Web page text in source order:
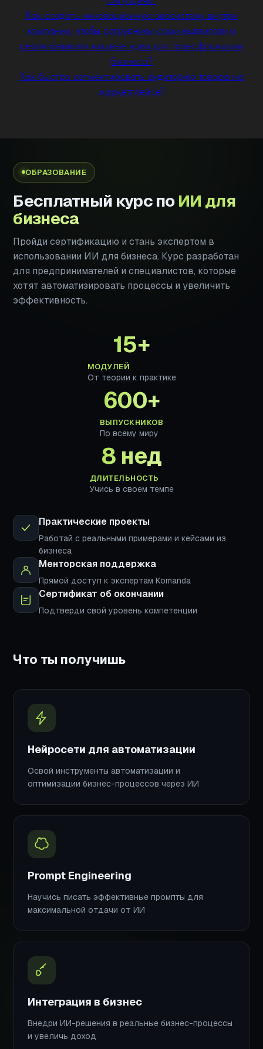
Как создать инновационную экосистему внутри
компании, чтобы сотрудники сами выдвигали и
реализовывали мощные идеи для трансформации
бизнеса?
Как быстро сегментировать аудиторию товара на
маркетплейсе?
ОБРАЗОВАНИЕ
Бесплатный курс поИИ для
бизнеса
Пройди сертификацию и стань экспертом в
использовании ИИ для бизнеса. Курс разработан
для предпринимателей и специалистов, которые
хотят автоматизировать процессы и увеличить
эффективность.
15+
МОДУЛЕЙ
От теории к практике
600+
ВЫПУСКНИКОВ
По всему миру
8 нед
ДЛИТЕЛЬНОСТЬ
Учись в своем темпе
Практические проекты
Работай с реальными примерами и кейсами из
бизнеса
Менторская поддержка
Прямой доступ к экспертам Komanda
Сертификат об окончании
Подтверди свой уровень компетенции
Что ты получишь
Нейросети для автоматизации
Освой инструменты автоматизации и
оптимизации бизнес-процессов через ИИ
Prompt Engineering
Научись писать эффективные промпты для
максимальной отдачи от ИИ
Интеграция в бизнес
Внедри ИИ-решения в реальные бизнес-процессы
и увеличь доход